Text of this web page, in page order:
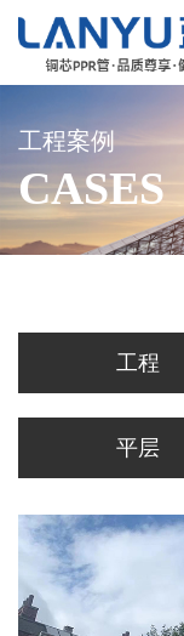
工程案例
CASES
工程
平层